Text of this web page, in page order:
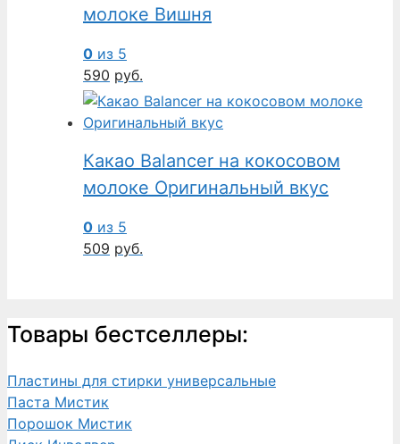
молоке Вишня
0 из 5
590 руб.
Какао Balancer на кокосовом
молоке Оригинальный вкус
0 из 5
509 руб.
Товары бестселлеры:
Пластины для стирки универсальные
Паста Мистик
Порошок Мистик